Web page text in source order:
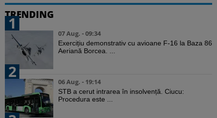
TRENDING
1
07 Aug. - 09:34
Exercițiu demonstrativ cu avioane F-16 la Baza 86
Aeriană Borcea. ...
2
06 Aug. - 19:14
STB a cerut intrarea în insolvență. Ciucu:
Procedura este ...